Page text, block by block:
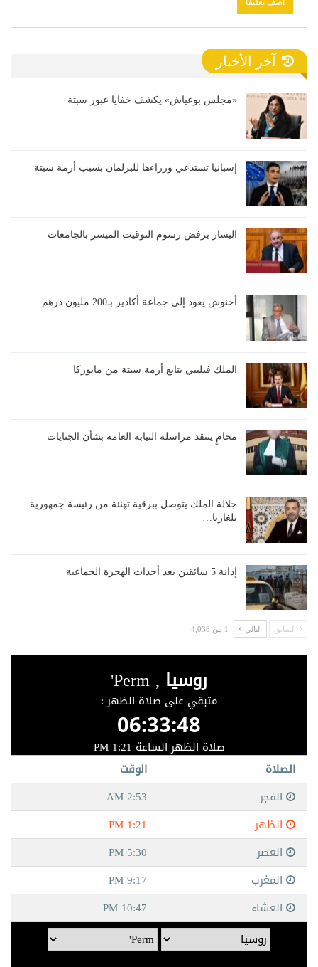
آخر الأخبار
«مجلس بوعياش» يكشف خفايا عبور سبتة
إسبانيا تستدعي وزراءها للبرلمان بسبب أزمة سبتة
اليسار يرفض رسوم التوقيت الميسر بالجامعات
أخنوش يعود إلى جماعة أكادير بـ200 مليون درهم
الملك فيليبي يتابع أزمة سبتة من مايوركا
محامٍ ينتقد مراسلة النيابة العامة بشأن الجنايات
جلالة الملك يتوصل ببرقية تهنئة من رئيسة جمهورية
بلغاريا…
إدانة 5 سائقين بعد أحداث الهجرة الجماعية
السابق التالي 1 من 4,038